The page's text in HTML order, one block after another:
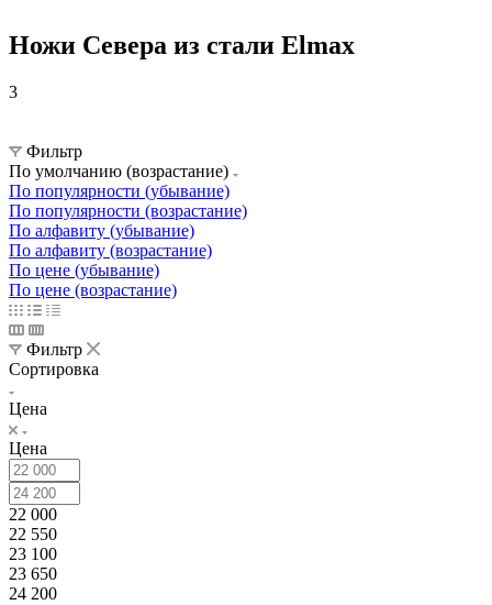
Ножи Севера из стали Elmax
3
Фильтр
По умолчанию (возрастание)
По популярности (убывание)
По популярности (возрастание)
По алфавиту (убывание)
По алфавиту (возрастание)
По цене (убывание)
По цене (возрастание)
Фильтр
Сортировка
Цена
Цена
22 000
22 550
23 100
23 650
24 200